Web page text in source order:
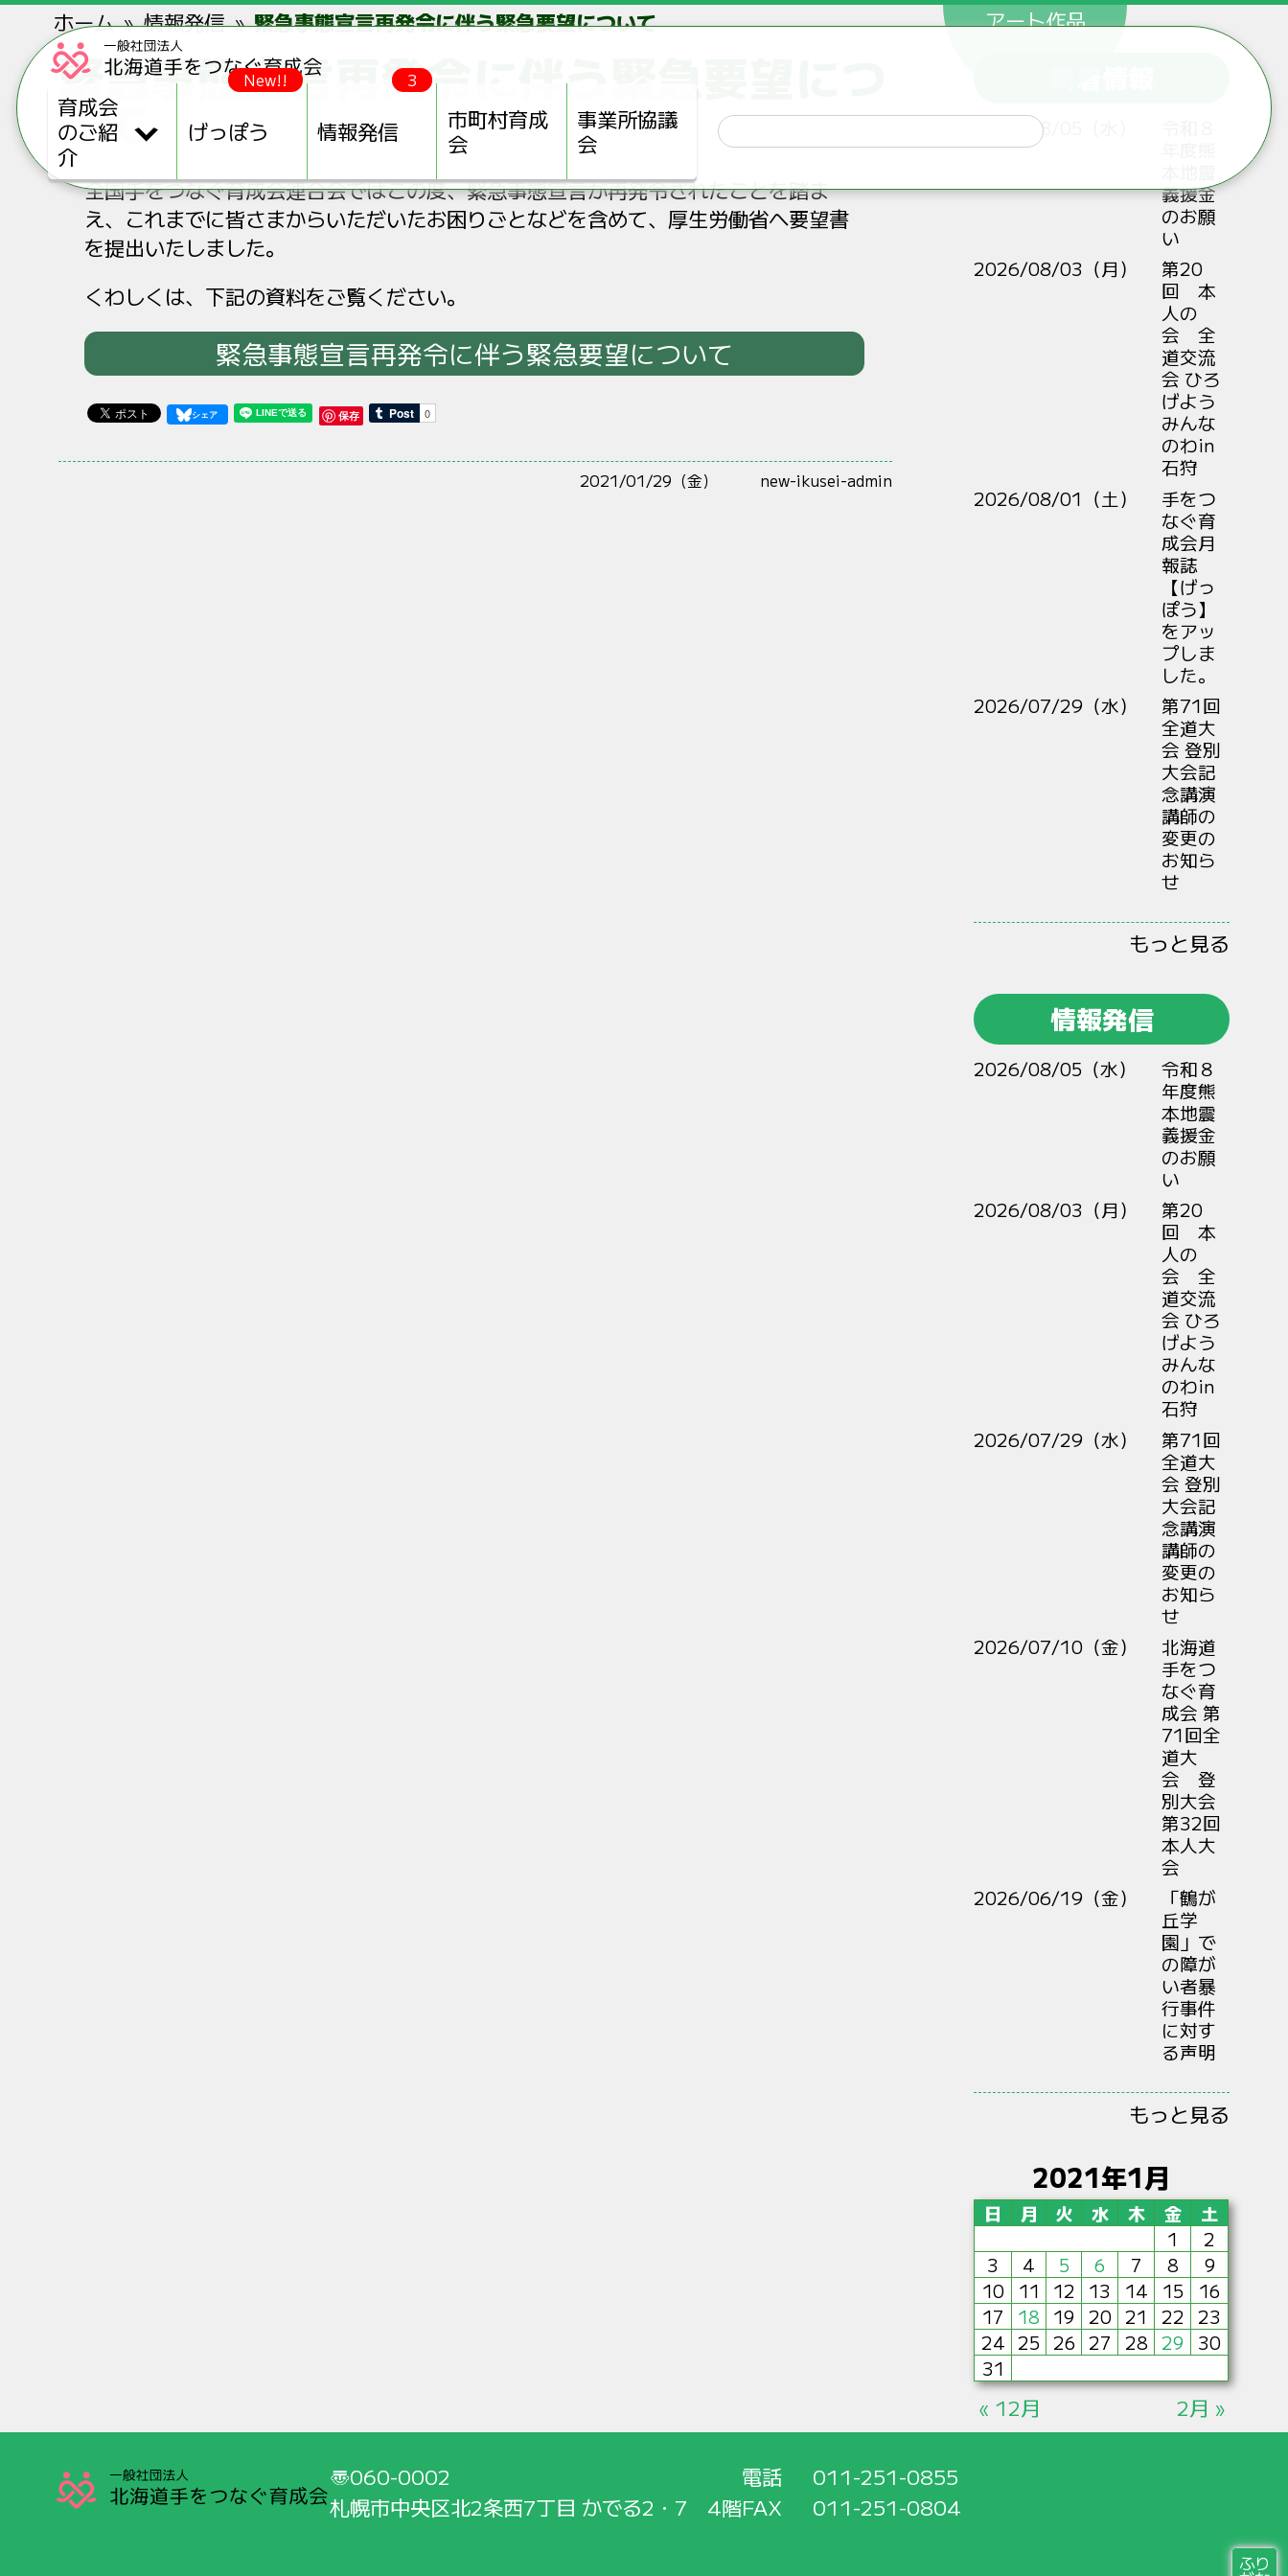
育成会
のご紹
介
New!!
げっぽう
3
情報発信
市町村育成
会
事業所協議
会
アート作品
ホーム 情報発信 緊急事態宣言再発令に伴う緊急要望について
緊急事態宣言再発令に伴う緊急要望につ
いて
全国手をつなぐ育成会連合会ではこの度、緊急事態宣言が再発令されたことを踏ま
え、これまでに皆さまからいただいたお困りごとなどを含めて、厚生労働省へ要望書
を提出いたしました。
くわしくは、下記の資料をご覧ください。
緊急事態宣言再発令に伴う緊急要望について
保存
2021/01/29（金） new-ikusei-admin
2026/08/05（水）
義援金
のお願
い
2026/08/03（月）
第20
回 本
人の
会 全
道交流
会 ひろ
げよう
みんな
のわin
石狩
2026/08/01（土）
手をつ
なぐ育
成会月
報誌
【げっ
ぽう】
をアッ
プしま
した。
2026/07/29（水）
第71回
全道大
会 登別
大会記
念講演
講師の
変更の
お知ら
せ
もっと見る
情報発信
2026/08/05（水）
令和８
年度熊
本地震
義援金
のお願
い
2026/08/03（月）
第20
回 本
人の
会 全
道交流
会 ひろ
げよう
みんな
のわin
石狩
2026/07/29（水）
第71回
全道大
会 登別
大会記
念講演
講師の
変更の
お知ら
せ
2026/07/10（金）
北海道
手をつ
なぐ育
成会 第
71回全
道大
会 登
別大会
第32回
本人大
会
2026/06/19（金）
「鶴が
丘学
園」で
の障が
い者暴
行事件
に対す
る声明
もっと見る
2021年1月
日 月 火 水 木 金
土
1
2
3
4 5 6 7 8
9
10
11 12 13 14 15
16
17
18 19 20 21 22
23
24 25 26 27 28 29
30
31
« 12月 2月 »
060-0002
札幌市中央区北2条西7丁目 かでる2・7 4階
電話
011-251-0855
FAX
011-251-0804
ふり